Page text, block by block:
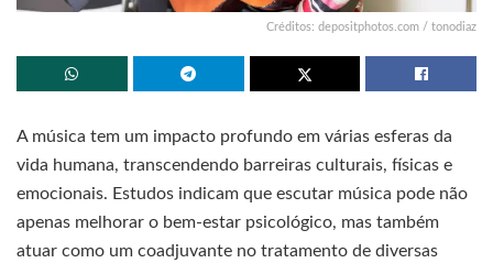
Créditos: depositphotos.com / tonodiaz
A música tem um impacto profundo em várias esferas da
vida humana, transcendendo barreiras culturais, físicas e
emocionais. Estudos indicam que escutar música pode não
apenas melhorar o bem-estar psicológico, mas também
atuar como um coadjuvante no tratamento de diversas